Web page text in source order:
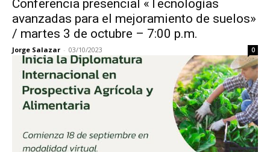
Conferencia presencial «Tecnologías
avanzadas para el mejoramiento de suelos»
/ martes 3 de octubre – 7:00 p.m.
Jorge Salazar - 03/10/2023 0